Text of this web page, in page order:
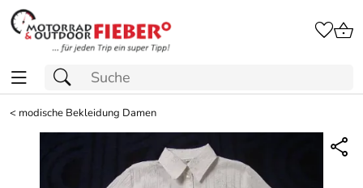
< modische Bekleidung Damen